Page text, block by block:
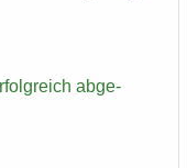
ab­ge­